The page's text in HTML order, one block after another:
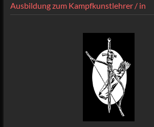
Ausbildung zum Kampfkunstlehrer / in